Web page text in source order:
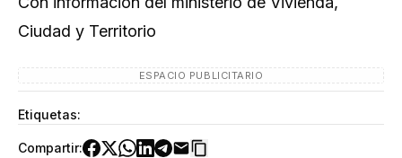
Ciudad y Territorio
ESPACIO PUBLICITARIO
Etiquetas:
Compartir: